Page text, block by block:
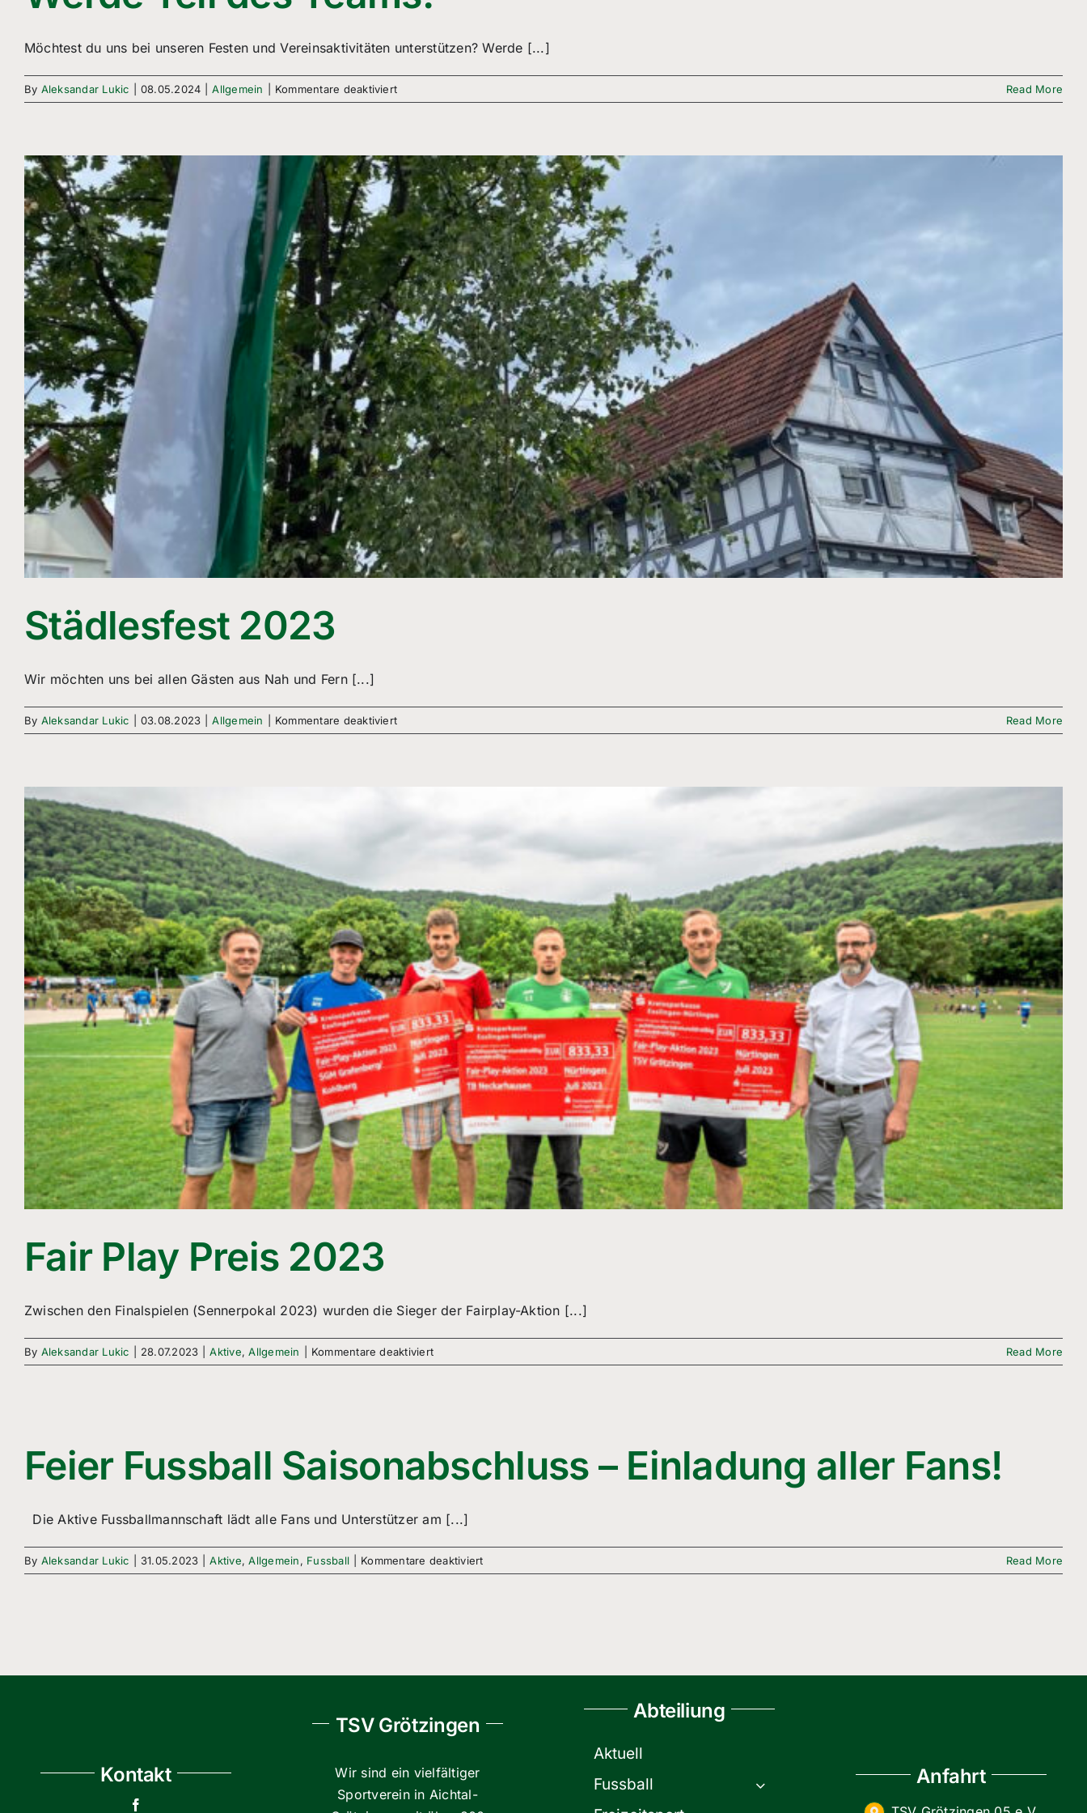
Möchtest du uns bei unseren Festen und Vereinsaktivitäten unterstützen? Werde [...]
By Aleksandar Lukic 08.05.2024 Allgemein Kommentare deaktiviertfür
Werde
Teams!
Read More
Städlesfest 2023
Wir möchten uns bei allen Gästen aus Nah und Fern [...]
By Aleksandar Lukic 03.08.2023 Allgemein Kommentare deaktiviertfür
Städlesfest
Read More
Fair Play Preis 2023
Zwischen den Finalspielen (Sennerpokal 2023) wurden die Sieger der Fairplay-Aktion [...]
By Aleksandar Lukic 28.07.2023 Aktive,Allgemein Kommentare deaktiviertfür
Fair
Read More
Feier Fussball Saisonabschluss – Einladung aller Fans!
Die Aktive Fussballmannschaft lädt alle Fans und Unterstützer am [...]
By Aleksandar Lukic 31.05.2023 Aktive,Allgemein, Fussball Kommentare deaktiviertfür
Feier
Read More
Kontakt
TSV Grötzingen
Wir sind ein vielfältiger
Sportverein in Aichtal-
Abteiliung
Aktuell
Fussball
Anfahrt